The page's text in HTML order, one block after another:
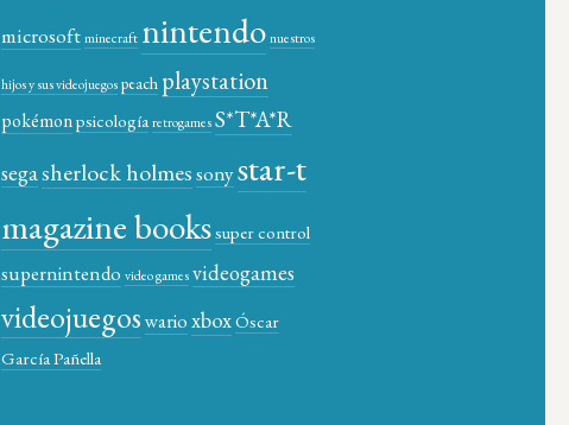
microsoft minecraft nintendo nuestros
hijos y sus videojuegos peach playstation
pokémonpsicología retrogames S*T*A*R
segasherlock holmessonystar-t
magazine bookssuper control
supernintendo video games videogames
videojuegoswarioxboxÓscar
García Pañella